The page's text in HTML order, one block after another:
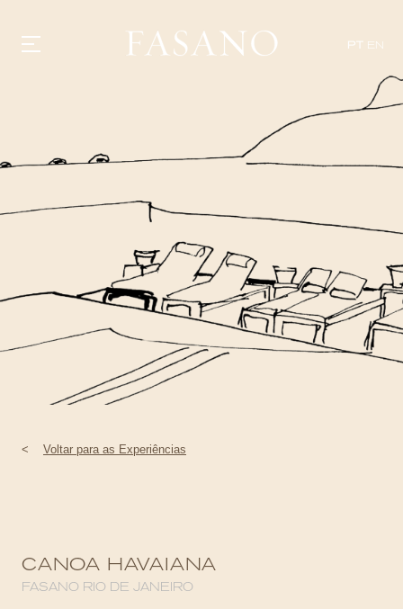
PT EN
EXPERIÊNCIAS
SHOP | SELEZIONE
WHAT'S COOKING
HISTÓRIA
SUSTENTABILIDADE
CONTATO
< Voltar para as Experiências
CANOA HAVAIANA
FASANO RIO DE JANEIRO